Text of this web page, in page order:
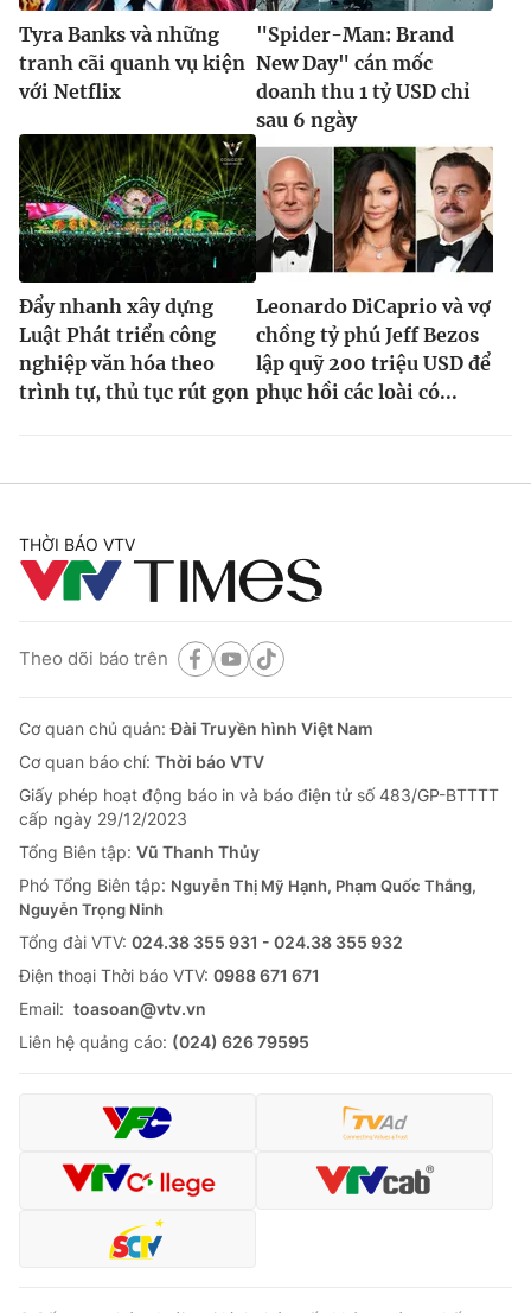
Tyra Banks và những
tranh cãi quanh vụ kiện
với Netflix
"Spider-Man: Brand
New Day" cán mốc
doanh thu 1 tỷ USD chỉ
sau 6 ngày
Đẩy nhanh xây dựng
Luật Phát triển công
nghiệp văn hóa theo
trình tự, thủ tục rút gọn
Leonardo DiCaprio và vợ
chồng tỷ phú Jeff Bezos
lập quỹ 200 triệu USD để
phục hồi các loài có...
THỜI BÁO VTV
Theo dõi báo trên
Cơ quan chủ quản:Đài Truyền hình Việt Nam
Cơ quan báo chí: Thời báo VTV
Giấy phép hoạt động báo in và báo điện tử số 483/GP-BTTTT
cấp ngày 29/12/2023
Tổng Biên tập: Vũ Thanh Thủy
Phó Tổng Biên tập: Nguyễn Thị Mỹ Hạnh, Phạm Quốc Thắng,
Nguyễn Trọng Ninh
Tổng đài VTV: 024.38 355 931 - 024.38 355 932
Ðiện thoại Thời báo VTV: 0988 671 671
Email: toasoan@vtv.vn
Liên hệ quảng cáo: (024) 626 79595